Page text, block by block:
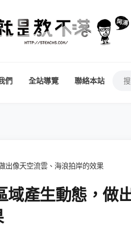
們 全站導覽 聯絡本站
像天空流雲、海浪拍岸的效果
產生動態，做